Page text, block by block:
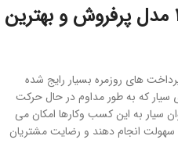
خرید کارتخوان سیار | ۱۴ مدل پرفروش و بهترین
های روزمره بسیار رایج شده
سیار که به طور مداوم در حال حرکت
سیار به این کسب وکارها امکان می
انجام دهند و رضایت مشتریان